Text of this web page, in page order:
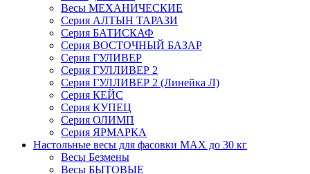
Весы МЕХАНИЧЕСКИЕ
Серия АЛТЫН ТАРАЗИ
Серия БАТИСКАФ
Серия ВОСТОЧНЫЙ БАЗАР
Серия ГУЛИВЕР
Серия ГУЛЛИВЕР 2
Серия ГУЛЛИВЕР 2 (Линейка Л)
Серия КЕЙС
Серия КУПЕЦ
Серия ОЛИМП
Серия ЯРМАРКА
Настольные весы для фасовки MAX до 30 кг
Весы Безмены
Весы БЫТОВЫЕ